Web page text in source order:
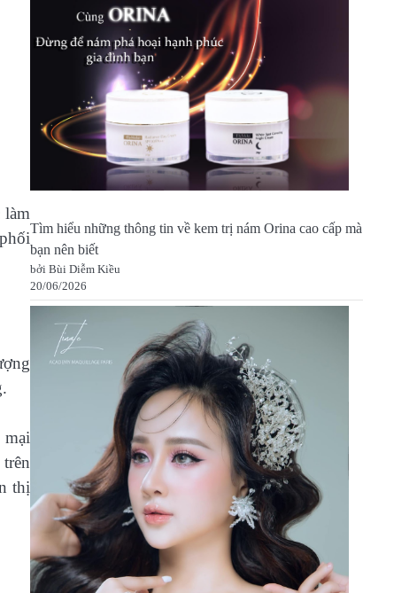
làm
mại
thị
Tìm hiểu những thông tin về kem trị nám Orina cao cấp mà
bạn nên biết
bởi Bùi Diễm Kiều
20/06/2026